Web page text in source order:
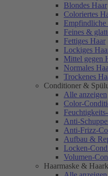
Blondes Haar
Coloriertes
Feines &
Fettiges Haar
Lockiges
Mittel gegen
Normales
Trockenes
Conditioner &
Alle anzeigen
Color-
Anti-
Anti-Frizz-
Aufbau &
Locken-
Volumen-
Haarmaske &